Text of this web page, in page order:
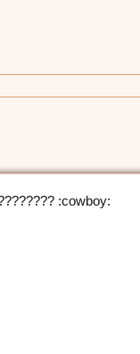
:cowboy: